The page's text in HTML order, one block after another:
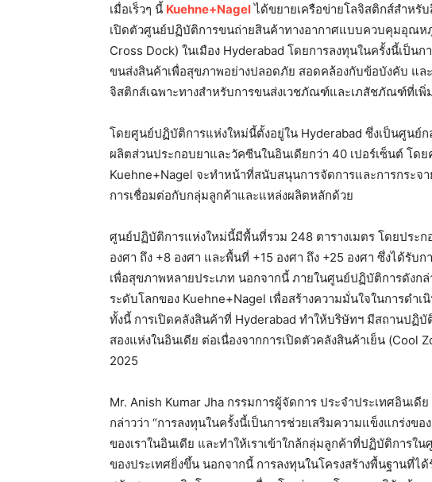
เมื่อเร็วๆ นี้ Kuehne+Nagel ได้ขยายเครือข่ายโลจิสติกส์สำหรั
เปิดตัวศูนย์ปฏิบัติการขนถ่ายสินค้าทางอากาศแบบควบคุมอุณ
Cross Dock) ในเมือง Hyderabad โดยการลงทุนในครั้งนี้เป็น
ขนส่งสินค้าเพื่อสุขภาพอย่างปลอดภัย สอดคล้องกับข้อบังคับ แล
จิสติกส์เฉพาะทางสำหรับการขนส่งเวชภัณฑ์และเภสัชภัณฑ์ที่เพิ่
โดยศูนย์ปฏิบัติการแห่งใหม่นี้ตั้งอยู่ใน Hyderabad ซึ่งเป็นศูนย์
ผลิตส่วนประกอบยาและวัคซีนในอินเดียกว่า 40 เปอร์เซ็นต์ โ
Kuehne+Nagel จะทำหน้าที่สนับสนุนการจัดการและการกระจ
การเชื่อมต่อกับกลุ่มลูกค้าและแหล่งผลิตหลักด้วย
ศูนย์ปฏิบัติการแห่งใหม่นี้มีพื้นที่รวม 248 ตารางเมตร โดยปร
องศา ถึง +8 องศา และพื้นที่ +15 องศา ถึง +25 องศา ซึ่งได้รั
เพื่อสุขภาพหลายประเภท นอกจากนี้ ภายในศูนย์ปฏิบัติการดังก
ระดับโลกของ Kuehne+Nagel เพื่อสร้างความมั่นใจในการดำ
ทั้งนี้ การเปิดคลังสินค้าที่ Hyderabad ทำให้บริษัทฯ มีสถานปฏิ
สองแห่งในอินเดีย ต่อเนื่องจากการเปิดตัวคลังสินค้าเย็น (Cool
2025
Mr. Anish Kumar Jha กรรมการผู้จัดการ ประจำประเทศอินเ
กล่าวว่า “การลงทุนในครั้งนี้เป็นการช่วยเสริมความแข็งแกร่งข
ของเราในอินเดีย และทำให้เราเข้าใกล้กลุ่มลูกค้าที่ปฏิบัติกา
ของประเทศยิ่งขึ้น นอกจากนี้ การลงทุนในโครงสร้างพื้นฐานที่ไ